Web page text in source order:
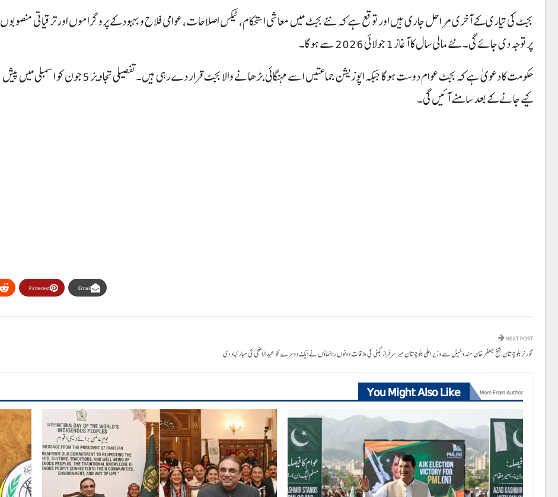
بجٹ کی تیاری کے آخری مراحل جاری ہیں اور توقع ہے کہ نئے بجٹ میں معاشی استحکام، ٹیکس اصلاحات، عوامی فلاح و بہبود کے پروگراموں اور ترقیاتی منصوبوں
پر توجہ دی جائے گی۔ نئے مالی سال کا آغاز 1 جولائی 2026 سے ہو گا۔
حکومت کا دعویٰ ہے کہ بجٹ عوام دوست ہو گا جبکہ اپوزیشن جماعتیں اسے مہنگائی بڑھانے والا بجٹ قرار دے رہی ہیں۔ تفصیلی تجاویز 5 جون کو اسمبلی میں پیش
کیے جانے کے بعد سامنے آئیں گی۔
Pinterest Email
NEXT POST
گورنر بلوچستان شیخ جعفر خان مندوخیل سے وزیر اعلیٰ بلوچستان میر سرفراز بگٹی کی ملاقات دونوں رہنماؤں نے ایک دوسرے کو عیدالاضحیٰ کی مبارکباد دی
You Might Also Like More From Author